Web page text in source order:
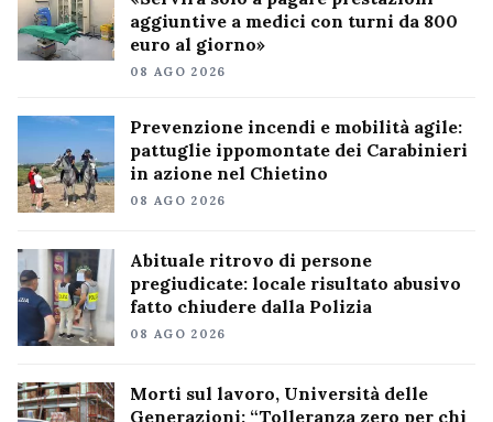
aggiuntive a medici con turni da 800
euro al giorno»
08 AGO 2026
Prevenzione incendi e mobilità agile:
pattuglie ippomontate dei Carabinieri
in azione nel Chietino
08 AGO 2026
Abituale ritrovo di persone
pregiudicate: locale risultato abusivo
fatto chiudere dalla Polizia
08 AGO 2026
Morti sul lavoro, Università delle
Generazioni: “Tolleranza zero per chi